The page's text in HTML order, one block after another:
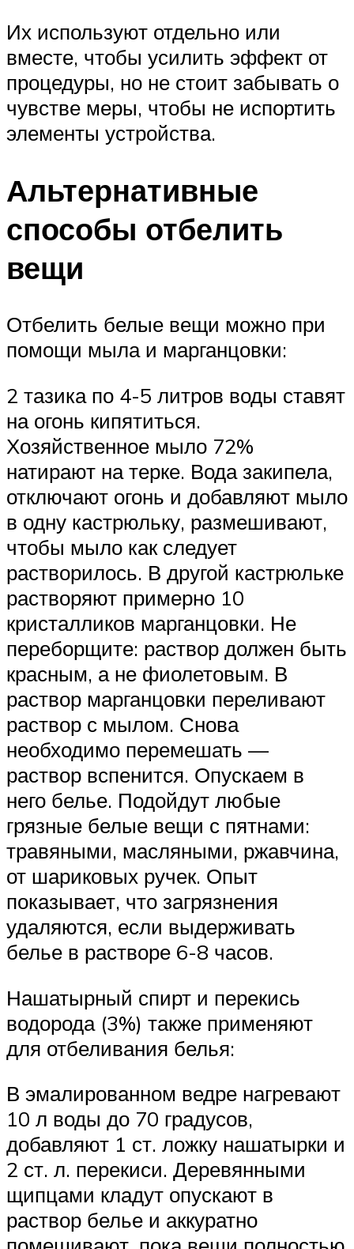
Их используют отдельно или
вместе, чтобы усилить эффект от
процедуры, но не стоит забывать о
чувстве меры, чтобы не испортить
элементы устройства.
Альтернативные
способы отбелить
вещи
Отбелить белые вещи можно при
помощи мыла и марганцовки:
2 тазика по 4-5 литров воды ставят
на огонь кипятиться.
Хозяйственное мыло 72%
натирают на терке. Вода закипела,
отключают огонь и добавляют мыло
в одну кастрюльку, размешивают,
чтобы мыло как следует
растворилось. В другой кастрюльке
растворяют примерно 10
кристалликов марганцовки. Не
переборщите: раствор должен быть
красным, а не фиолетовым. В
раствор марганцовки переливают
раствор с мылом. Снова
необходимо перемешать —
раствор вспенится. Опускаем в
него белье. Подойдут любые
грязные белые вещи с пятнами:
травяными, масляными, ржавчина,
от шариковых ручек. Опыт
показывает, что загрязнения
удаляются, если выдерживать
белье в растворе 6-8 часов.
Нашатырный спирт и перекись
водорода (3%) также применяют
для отбеливания белья:
В эмалированном ведре нагревают
10 л воды до 70 градусов,
добавляют 1 ст. ложку нашатырки и
2 ст. л. перекиси. Деревянными
щипцами кладут опускают в
раствор белье и аккуратно